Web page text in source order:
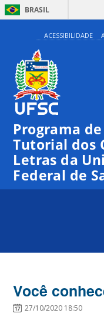
BRASIL
ACESSIBILIDADE
Programa
Tutorial dos
Letras da
Federal de
Você
27/10/2020 18:50